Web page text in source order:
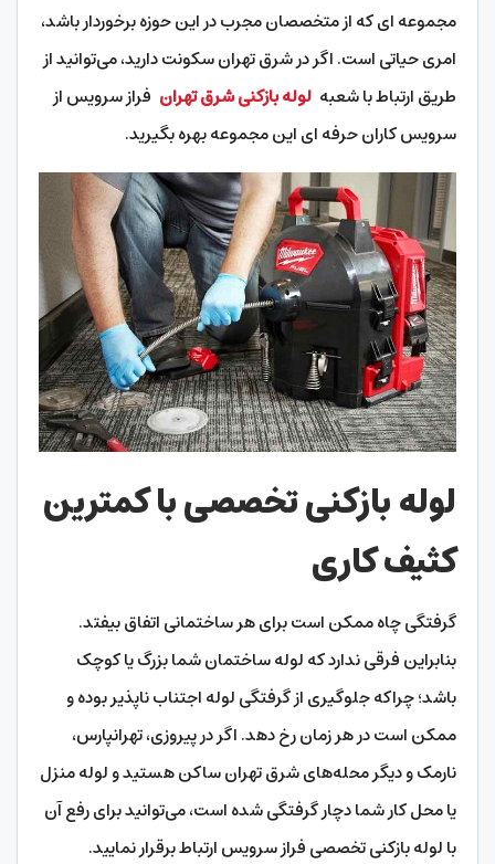
مجموعه ای که از متخصصان مجرب در این حوزه برخوردار باشد،
امری حیاتی است. اگر در شرق تهران سکونت دارید، می‌توانید از
طریق ارتباط با شعبه لوله بازکنی شرق تهران فراز سرویس از
سرویس کاران حرفه ای این مجموعه بهره بگیرید.
لوله بازکنی تخصصی با کمترین
کثیف‌ کاری
گرفتگی چاه ممکن است برای هر ساختمانی اتفاق بیفتد.
بنابراین فرقی ندارد که لوله ساختمان شما بزرگ یا کوچک
باشد؛ چراکه جلوگیری از گرفتگی لوله اجتناب ‌ناپذیر بوده و
ممکن است در هر زمان رخ دهد. اگر در پیروزی، تهرانپارس،
نارمک و دیگر محله‌های شرق تهران ساکن هستید و لوله منزل
یا محل کار شما دچار گرفتگی شده‌ است، می‌توانید برای رفع آن
با لوله بازکنی تخصصی فراز سرویس ارتباط برقرار نمایید.